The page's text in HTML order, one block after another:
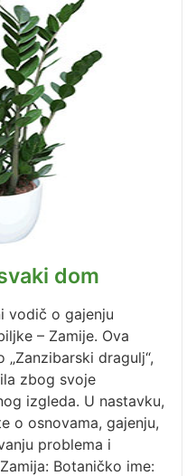
dom
vodič o gajenju
– Zamije. Ova
dragulj“,
zbog svoje
izgleda. U nastavku,
o osnovama, gajenju,
problema i
Botaničko ime: